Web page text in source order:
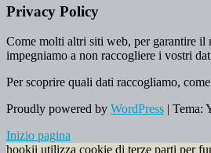
Privacy Policy
Come molti altri siti web, per garantire il
impegniamo a non raccogliere i vostri
Per scoprire quali dati raccogliamo,
Proudly powered by WordPress | Tema:
Inizio pagina
hookii utilizza cookie di terze parti per